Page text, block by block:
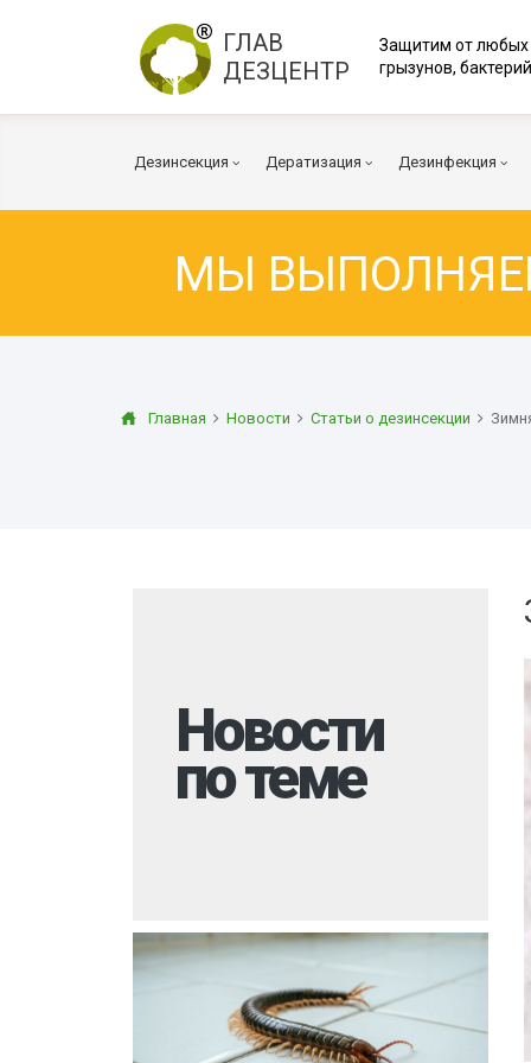
ГЛАВ
ДЕЗЦЕНТР
Защитим от любых
грызунов,
Дезинсекция
Тараканы
Гербицидная обработка
Тля
Дератизация
Мыши
Дезинфекция
Вирусы и
Дезинфекция
При
Санитарная
места
Холодный
МЫ
Главная Новости Статьи о дезинсекции
Новости
по теме